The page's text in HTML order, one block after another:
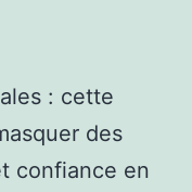
: cette
des
confiance en